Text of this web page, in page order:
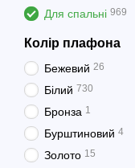
Для спальні 969
Колір плафона
Бежевий 26
Білий 730
Бронза 1
Бурштиновий 4
Золото 15